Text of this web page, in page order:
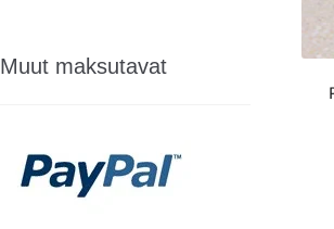
Muut maksutavat